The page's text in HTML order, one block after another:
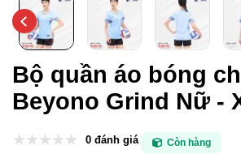
Bộ quần áo bóng
Beyono Grind Nữ -
0 đánh giá Còn hàng